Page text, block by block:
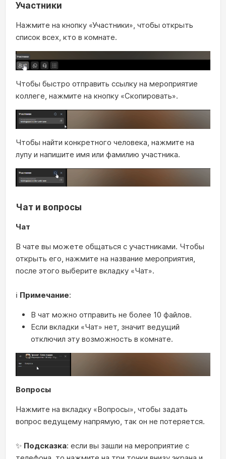
Участники
Нажмите на кнопку «Участники», чтобы открыть
список всех, кто в комнате.
Чтобы быстро отправить ссылку на мероприятие
коллеге, нажмите на кнопку «Скопировать».
Чтобы найти конкретного человека, нажмите на
лупу и напишите имя или фамилию участника.
Чат и вопросы
Чат
В чате вы можете общаться с участниками. Чтобы
открыть его, нажмите на название мероприятия,
после этого выберите вкладку «Чат».
ℹ️ Примечание:
В чат можно отправить не более 10 файлов.
Если вкладки «Чат» нет, значит ведущий
отключил эту возможность в комнате.
Вопросы
Нажмите на вкладку «Вопросы», чтобы задать
вопрос ведущему напрямую, так он не потеряется.
✨ Подсказка: если вы зашли на мероприятие с